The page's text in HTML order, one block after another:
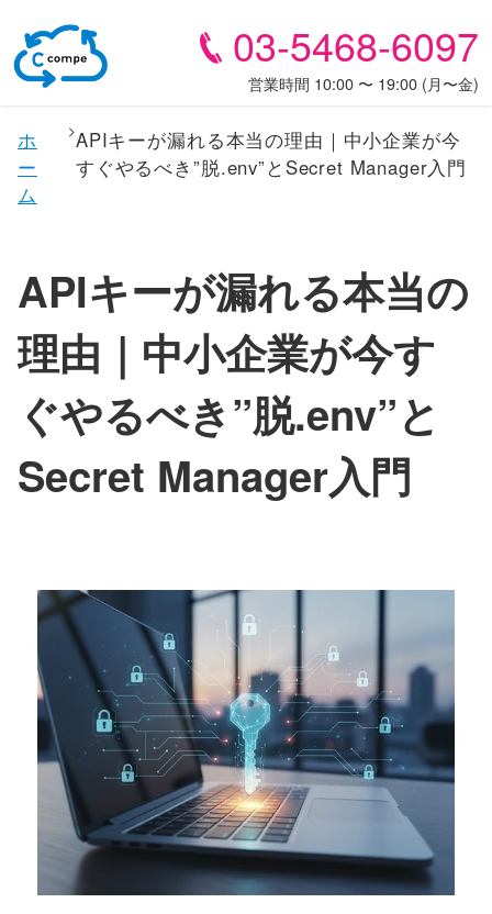
03-5468-6097
営業時間 10:00 〜 19:00 (月〜金)
ホ
ー
ム
APIキーが漏れる本当の理由｜中小企業が今
すぐやるべき”脱.env”とSecret Manager入門
APIキーが漏れる本当の
理由｜中小企業が今す
ぐやるべき”脱.env”と
Secret Manager入門